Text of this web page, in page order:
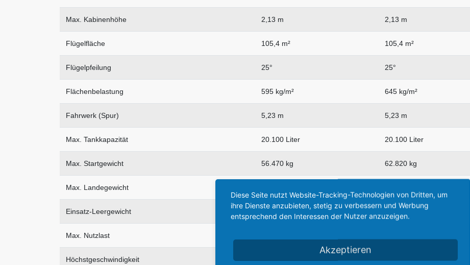
Max. Kabinenhöhe 2,13 m 2,13 m
Flügelfläche 105,4 m² 105,4 m²
Flügelpfeilung 25° 25°
Flächenbelastung 595 kg/m² 645 kg/m²
Fahrwerk (Spur) 5,23 m 5,23 m
Max. Tankkapazität 20.100 Liter 20.100 Liter
Max. Startgewicht 56.470 kg 62.820 kg
Max. Landegewicht
Einsatz-Leergewicht 32.815 kg 34.565 kg
Max. Nutzlast
Höchstgeschwindigkeit 965 km/h 965km/h
Diese Seite nutzt Website-Tracking-Technologien von Dritten, um
ihre Dienste anzubieten, stetig zu verbessern und Werbung
entsprechend den Interessen der Nutzer anzuzeigen.
Akzeptieren